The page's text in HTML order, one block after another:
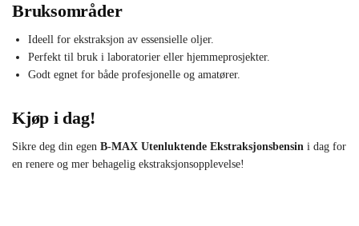
Bruksområder
Ideell for ekstraksjon av essensielle oljer.
Perfekt til bruk i laboratorier eller hjemmeprosjekter.
Godt egnet for både profesjonelle og amatører.
Kjøp i dag!
Sikre deg din egen B-MAX Utenluktende Ekstraksjonsbensin i dag for
en renere og mer behagelig ekstraksjonsopplevelse!